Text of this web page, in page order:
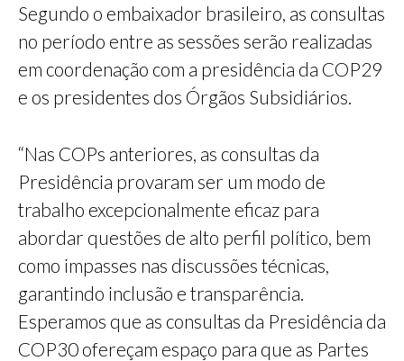
Segundo o embaixador brasileiro, as consultas
no período entre as sessões serão realizadas
em coordenação com a presidência da COP29
e os presidentes dos Órgãos Subsidiários.
“Nas COPs anteriores, as consultas da
Presidência provaram ser um modo de
trabalho excepcionalmente eficaz para
abordar questões de alto perfil político, bem
como impasses nas discussões técnicas,
garantindo inclusão e transparência.
Esperamos que as consultas da Presidência da
COP30 ofereçam espaço para que as Partes